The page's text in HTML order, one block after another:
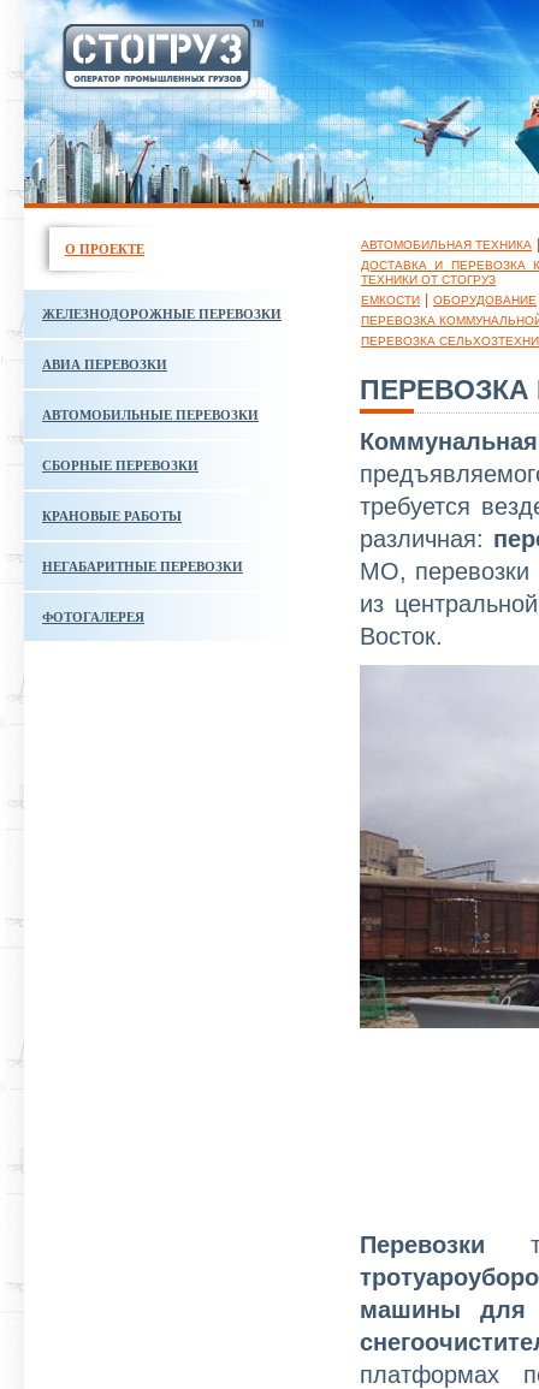
О ПРОЕКТЕ
ЖЕЛЕЗНОДОРОЖНЫЕ ПЕРЕВОЗКИ
АВИА ПЕРЕВОЗКИ
АВТОМОБИЛЬНЫЕ ПЕРЕВОЗКИ
СБОРНЫЕ ПЕРЕВОЗКИ
КРАНОВЫЕ РАБОТЫ
НЕГАБАРИТНЫЕ ПЕРЕВОЗКИ
ФОТОГАЛЕРЕЯ
АВТОМОБИЛЬНАЯ ТЕХНИКА
ДОСТАВКА И ПЕРЕВОЗКА
ТЕХНИКИ ОТ СТОГРУЗ
ЕМКОСТИ
ОБОРУДОВАНИЕ
ПЕРЕВОЗКА
ПЕРЕВОЗКА
требуется
различная:
МО, перевозки
из
Восток.
Перевозки
машины для
платформах